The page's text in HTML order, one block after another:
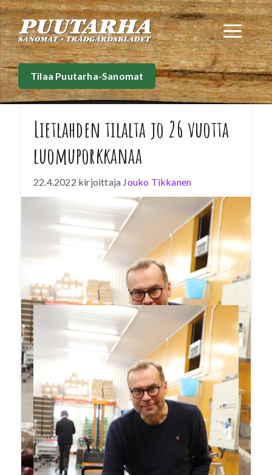
Siirry
sisältöön
Tilaa Puutarha-Sanomat
Lietlahden tilalta jo 26 vuotta
luomuporkkanaa
22.4.2022 kirjoittaja Jouko Tikkanen
Lietlahden tila pakkaa neljänneksen Suomen
luomuporkkanoista. Luomuviljely vaatii
runsaasti ihmistyötä ja tilojen välistä
yhteistyötä. Tuotevalikoima on laajentunut
asiakkaiden toiveista palsternakkaan,
punajuureen, juuripersiljaan ja mustajuureen.
Katso video!